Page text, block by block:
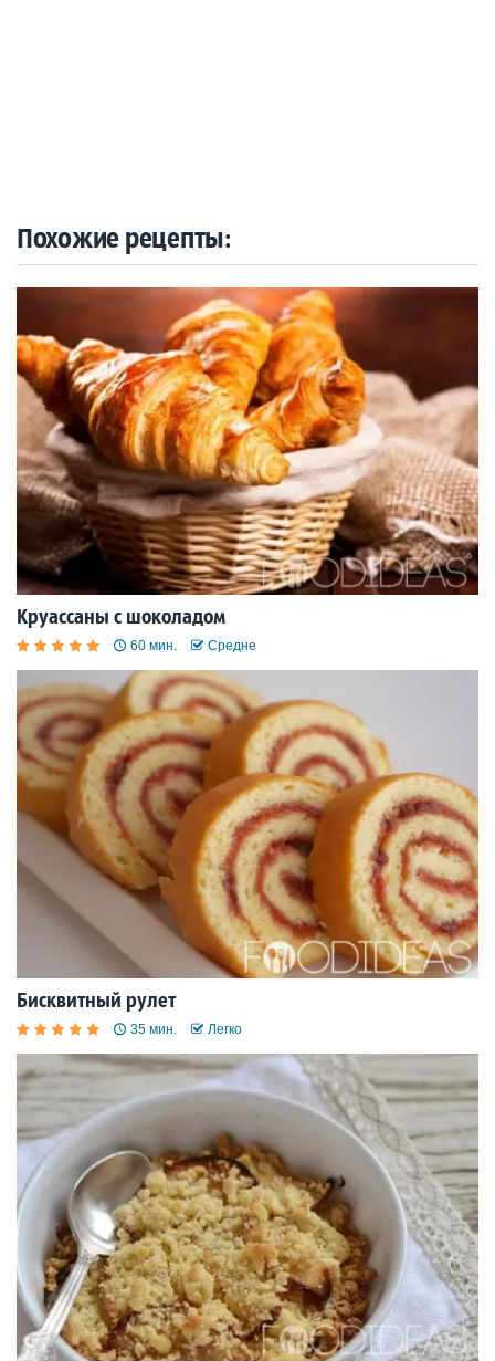
Похожие рецепты:
Круассаны с шоколадом
60 мин. Средне
Бисквитный рулет
35 мин. Легко